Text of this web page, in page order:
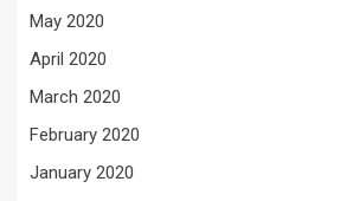
May 2020
April 2020
March 2020
February 2020
January 2020